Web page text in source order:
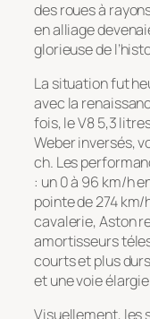
des roues à
en alliage
glorieuse de
La situation fut
avec la
fois, le V8 5,3
Weber inversés,
ch. Les
: un 0 à 96 km/h
pointe de 274
cavalerie, Aston
amortisseurs
courts et plus
et une voie
Visuellement, les